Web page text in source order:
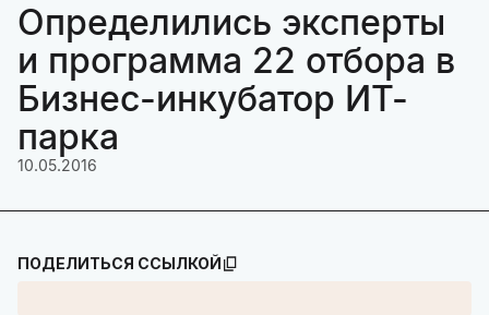
Определились эксперты
и программа 22 отбора в
Бизнес-инкубатор ИТ-
парка
10.05.2016
ПОДЕЛИТЬСЯ ССЫЛКОЙ